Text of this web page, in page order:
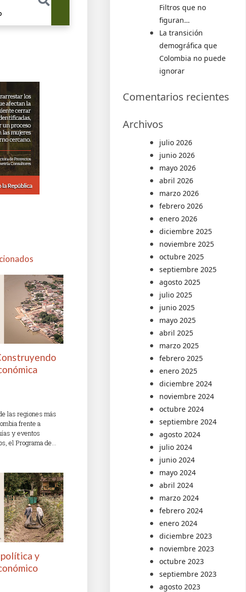
las regiones más
frente a
y eventos
el Programa de…
y
Filtros que no
figuran…
La transición
demográfica que
Colombia no puede
ignorar
Comentarios recientes
Archivos
julio 2026
junio 2026
mayo 2026
abril 2026
marzo 2026
febrero 2026
enero 2026
diciembre 2025
noviembre 2025
octubre 2025
septiembre 2025
agosto 2025
julio 2025
junio 2025
mayo 2025
abril 2025
marzo 2025
febrero 2025
enero 2025
diciembre 2024
noviembre 2024
octubre 2024
septiembre 2024
agosto 2024
julio 2024
junio 2024
mayo 2024
abril 2024
marzo 2024
febrero 2024
enero 2024
diciembre 2023
noviembre 2023
octubre 2023
septiembre 2023
agosto 2023